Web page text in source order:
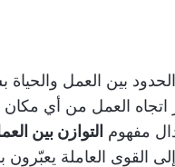
بين العمل والحياة
العمل من أي مكان
مفهوم التوازن بين
القوى العاملة